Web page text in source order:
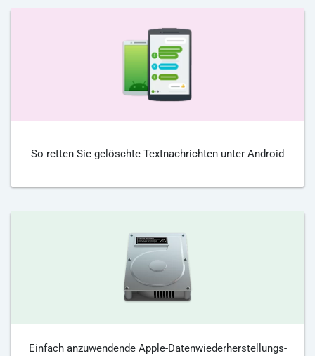
So retten Sie gelöschte Textnachrichten unter Android
Einfach anzuwendende Apple-Datenwiederherstellungs-